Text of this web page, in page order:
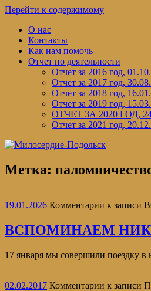
Перейти к содержимому
О нас
Контакты
Как нам помочь
Отчет по деятельности
Отчет за 2016 год,
Отчет за 2017 год,
Отчет за 2018 год,
Отчет за 2019 год,
ОТЧЕТ ЗА 2020 ГОД,
Отчет за 2021 год,
Метка:
19.01.2026 Комментарии к
ВСПОМИНАЕМ
17 января мы совершили поездку
02.02.2017 Комментарии к записи